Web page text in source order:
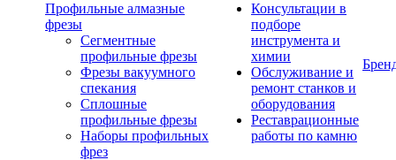
Профильные алмазные
фрезы
Сегментные
профильные фрезы
Фрезы вакуумного
спекания
Сплошные
профильные фрезы
Наборы профильных
фрез
Консультации в
подборе
инструмента и
химии
Обслуживание и
ремонт станков и
оборудования
Реставрационные
работы по камню